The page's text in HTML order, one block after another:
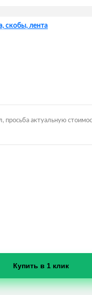
скобы, лента
просьба актуальную
Купить в 1 клик